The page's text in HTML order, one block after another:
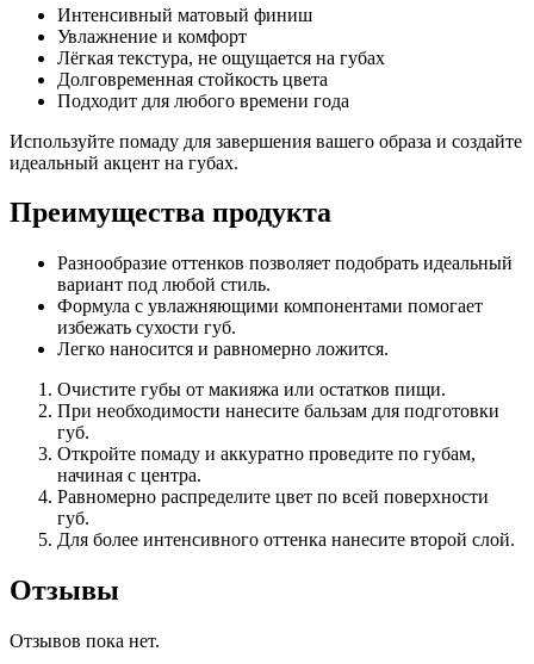
Интенсивный матовый финиш
Увлажнение и комфорт
Лёгкая текстура, не ощущается на губах
Долговременная стойкость цвета
Подходит для любого времени года
Используйте помаду для завершения вашего образа и создайте
идеальный акцент на губах.
Преимущества продукта
Разнообразие оттенков позволяет подобрать идеальный
вариант под любой стиль.
Формула с увлажняющими компонентами помогает
избежать сухости губ.
Легко наносится и равномерно ложится.
Очистите губы от макияжа или остатков пищи.
При необходимости нанесите бальзам для подготовки
губ.
Откройте помаду и аккуратно проведите по губам,
начиная с центра.
Равномерно распределите цвет по всей поверхности
губ.
Для более интенсивного оттенка нанесите второй слой.
Отзывы
Отзывов пока нет.